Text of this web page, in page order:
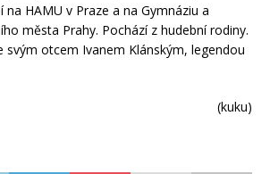
na HAMU v Praze a na Gymnáziu a
města Prahy. Pochází z hudební rodiny.
svým otcem Ivanem Klánským, legendou
(kuku)